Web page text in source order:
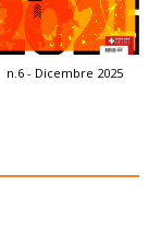
n.6 - Dicembre 2025